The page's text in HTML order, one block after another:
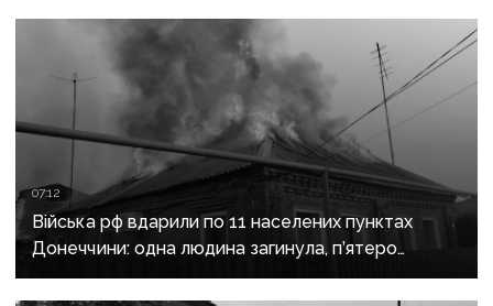
07:12
Війська рф вдарили по 11 населених пунктах
Донеччини: одна людина загинула, п’ятеро
поранені